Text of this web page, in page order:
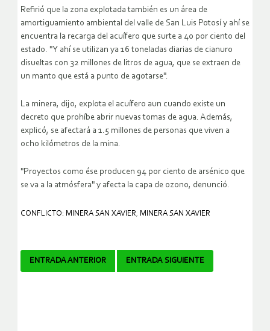
Refirió que la zona explotada también es un área de
amortiguamiento ambiental del valle de San Luis Potosí y ahí se
encuentra la recarga del acuífero que surte a 40 por ciento del
estado. "Y ahí se utilizan ya 16 toneladas diarias de cianuro
disueltas con 32 millones de litros de agua, que se extraen de
un manto que está a punto de agotarse".
La minera, dijo, explota el acuífero aun cuando existe un
decreto que prohíbe abrir nuevas tomas de agua. Además,
explicó, se afectará a 1.5 millones de personas que viven a
ocho kilómetros de la mina.
"Proyectos como ése producen 94 por ciento de arsénico que
se va a la atmósfera" y afecta la capa de ozono, denunció.
CONFLICTO: MINERA SAN XAVIER, MINERA SAN XAVIER
Navegador
ENTRADA ANTERIOR ENTRADA SIGUIENTE